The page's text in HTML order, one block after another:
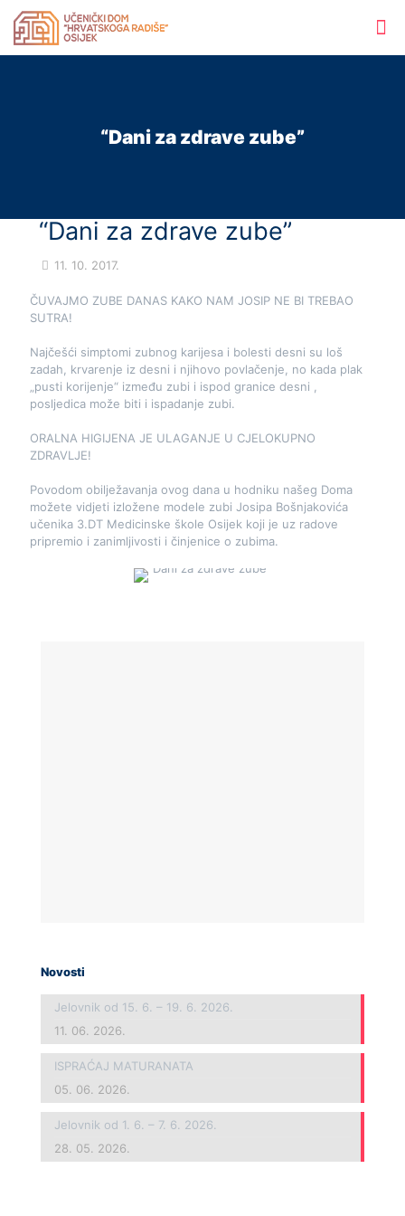
“Dani za zdrave zube”
“Dani za zdrave zube”
11. 10. 2017.
ČUVAJMO ZUBE DANAS KAKO NAM JOSIP NE BI TREBAO
SUTRA!
Najčešći simptomi zubnog karijesa i bolesti desni su loš
zadah, krvarenje iz desni i njihovo povlačenje, no kada plak
„pusti korijenje“ između zubi i ispod granice desni ,
posljedica može biti i ispadanje zubi.
ORALNA HIGIJENA JE ULAGANJE U CJELOKUPNO
ZDRAVLJE!
Povodom obilježavanja ovog dana u hodniku našeg Doma
možete vidjeti izložene modele zubi Josipa Bošnjakovića
učenika 3.DT Medicinske škole Osijek koji je uz radove
pripremio i zanimljivosti i činjenice o zubima.
Novosti
Jelovnik od 15. 6. – 19. 6. 2026.
11. 06. 2026.
ISPRAĆAJ MATURANATA
05. 06. 2026.
Jelovnik od 1. 6. – 7. 6. 2026.
28. 05. 2026.